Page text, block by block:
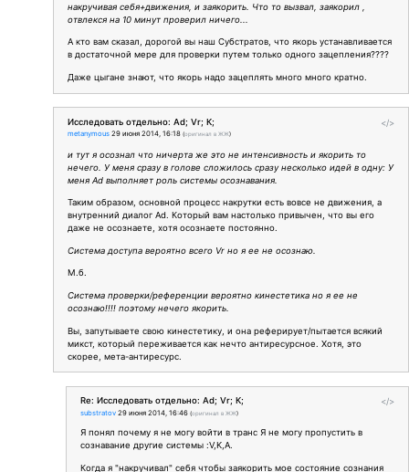
накручивая себя+движения, и заякорить. Что то вызвал, заякорил ,
отвлекся на 10 минут проверил ничего...
А кто вам сказал, дорогой вы наш Субстратов, что якорь устанавливается
в достаточной мере для проверки путем только одного зацепления????
Даже цыгане знают, что якорь надо зацеплять много много кратно.
</>
Исследовать отдельно: Ad; Vr; К;
metanymous 29 июня 2014, 16:18 (оригинал в ЖЖ)
и тут я осознал что ничерта же это не интенсивность и якорить то
нечего. У меня сразу в голове сложилось сразу несколько идей в одну: У
меня Ad выполняет роль системы осознавания.
Таким образом, основной процесс накрутки есть вовсе не движения, а
внутренний диалог Ad. Который вам настолько привычен, что вы его
даже не осознаете, хотя осознаете постоянно.
Система доступа вероятно всего Vr но я ее не осознаю.
М.б.
Система проверки/референции вероятно кинестетика но я ее не
осознаю!!!! поэтому нечего якорить.
Вы, запутываете свою кинестетику, и она реферирует/пытается всякий
микст, который переживается как нечто антиресурсное. Хотя, это
скорее, мета-антиресурс.
</>
Re: Исследовать отдельно: Ad; Vr; К;
substratov 29 июня 2014, 16:46 (оригинал в ЖЖ)
Я понял почему я не могу войти в транс Я не могу пропустить в
сознавание другие системы :V,K,A.
Когда я "накручивал" себя чтобы заякорить мое состояние сознания